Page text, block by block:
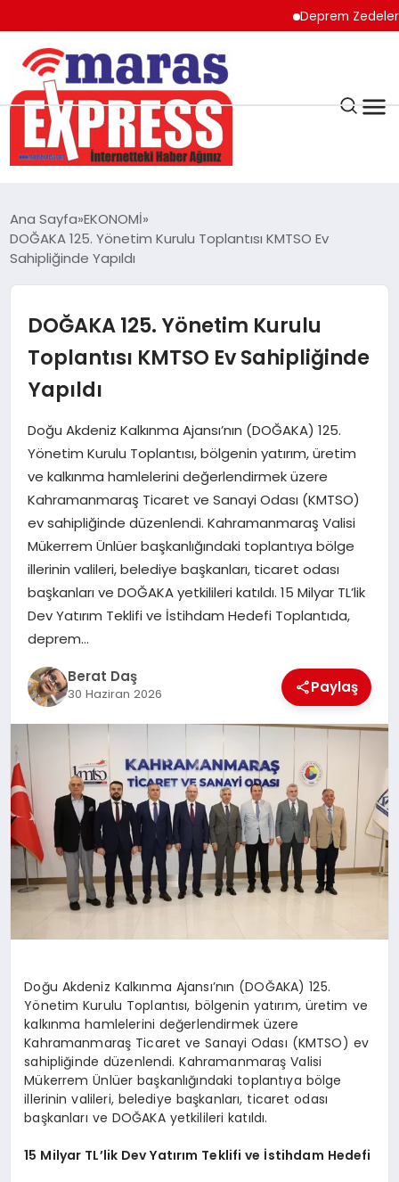
Deprem Zedeler için
K.MARAŞ
ANDIRIN
AFŞİN
BİZE ULAŞIN
GÖKSUN
TÜRKOĞLU
PAZARCIK
KÜNYE
Ana Sayfa EKONOMİ
DOĞAKA 125. Yönetim Kurulu Toplantısı KMTSO Ev
Sahipliğinde Yapıldı
DOĞAKA 125. Yönetim Kurulu
Toplantısı KMTSO Ev Sahipliğinde
Yapıldı
Doğu Akdeniz Kalkınma Ajansı’nın (DOĞAKA) 125.
Yönetim Kurulu Toplantısı, bölgenin yatırım, üretim
ve kalkınma hamlelerini değerlendirmek üzere
Kahramanmaraş Ticaret ve Sanayi Odası (KMTSO)
ev sahipliğinde düzenlendi. Kahramanmaraş Valisi
Mükerrem Ünlüer başkanlığındaki toplantıya bölge
illerinin valileri, belediye başkanları, ticaret odası
başkanları ve DOĞAKA yetkilileri katıldı. 15 Milyar TL’lik
Dev Yatırım Teklifi ve İstihdam Hedefi Toplantıda,
deprem…
Berat Daş
30 Haziran 2026 Paylaş
Doğu Akdeniz Kalkınma Ajansı’nın (DOĞAKA) 125.
Yönetim Kurulu Toplantısı, bölgenin yatırım, üretim ve
kalkınma hamlelerini değerlendirmek üzere
Kahramanmaraş Ticaret ve Sanayi Odası (KMTSO) ev
sahipliğinde düzenlendi. Kahramanmaraş Valisi
Mükerrem Ünlüer başkanlığındaki toplantıya bölge
illerinin valileri, belediye başkanları, ticaret odası
başkanları ve DOĞAKA yetkilileri katıldı.
15 Milyar TL’lik Dev Yatırım Teklifi ve İstihdam Hedefi